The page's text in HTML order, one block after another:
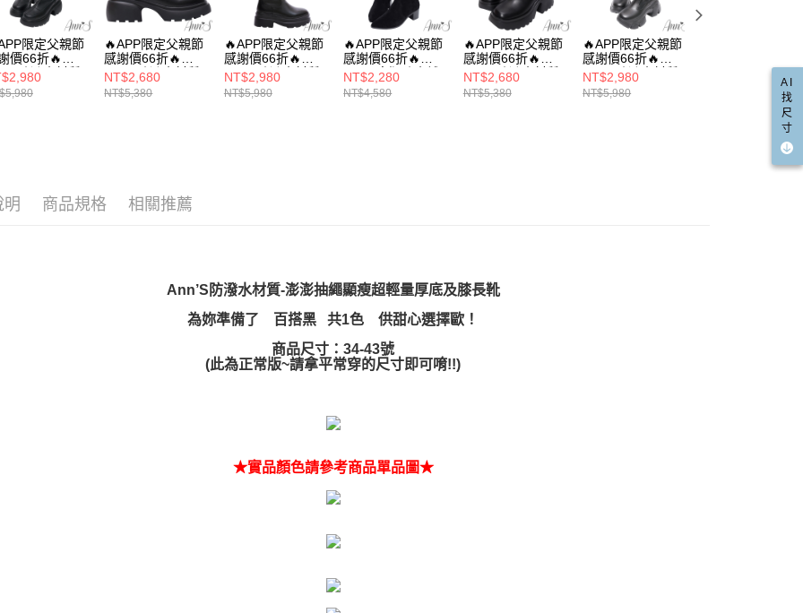
動。
限定父親節
價66折🔥
防潑水材質-
瞬間升級 厚底
素面長靴
🔥APP限定父親節
感謝價66折🔥
Ann’S防潑水材質-
腿型瞬間升級厚底
釦帶顯瘦短靴
NT$2,680
NT$5,380
🔥APP限定父親節
感謝價66折🔥
Ann’S防潑水材質-
修飾力爆表 顯瘦5
公斤設計釦帶厚底
NT$2,980
NT$5,980
🔥APP限定父親節
感謝價66折🔥
Ann’S窄版防水絨
布-超修身V口顯瘦
粗跟西部及膝長靴
NT$2,280
NT$4,580
🔥APP限定父親節
感謝價66折🔥
Ann’S防潑水材質-
秒變高瘦美 雙釦前
高後高厚底神級短
NT$2,680
NT$5,380
🔥APP限定父親節
感謝價66折🔥
Ann’S防潑水材質
顏值天花板~超顯
腿長素面厚底及膝
NT$2,980
NT$5,980
Ann’S防潑水材質-
秒變高瘦美 細繞
前高後高厚底神級
明 商品規格 相關推薦
Ann’S防潑水材質-澎澎抽繩顯瘦超輕量厚底及膝長靴
為妳準備了 百搭黑 共1色 供甜心選擇歐！
商品尺寸：34-43號
(此為正常版~請拿平常穿的尺寸即可唷!!)
★實品顏色請參考商品單品圖★
AI
找
尺
寸